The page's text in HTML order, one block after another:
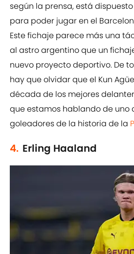
según la prensa, está
para poder jugar en el
Este fichaje parece más una
al astro argentino que un
nuevo proyecto deportivo. De
hay que olvidar que el Kun
década de los mejores
que estamos hablando de uno
goleadores de la historia de la
4. Erling Haaland